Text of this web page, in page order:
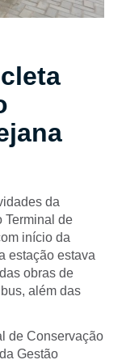
da
Terminal de
início da
estação estava
obras de
além das
de Conservação
Gestão